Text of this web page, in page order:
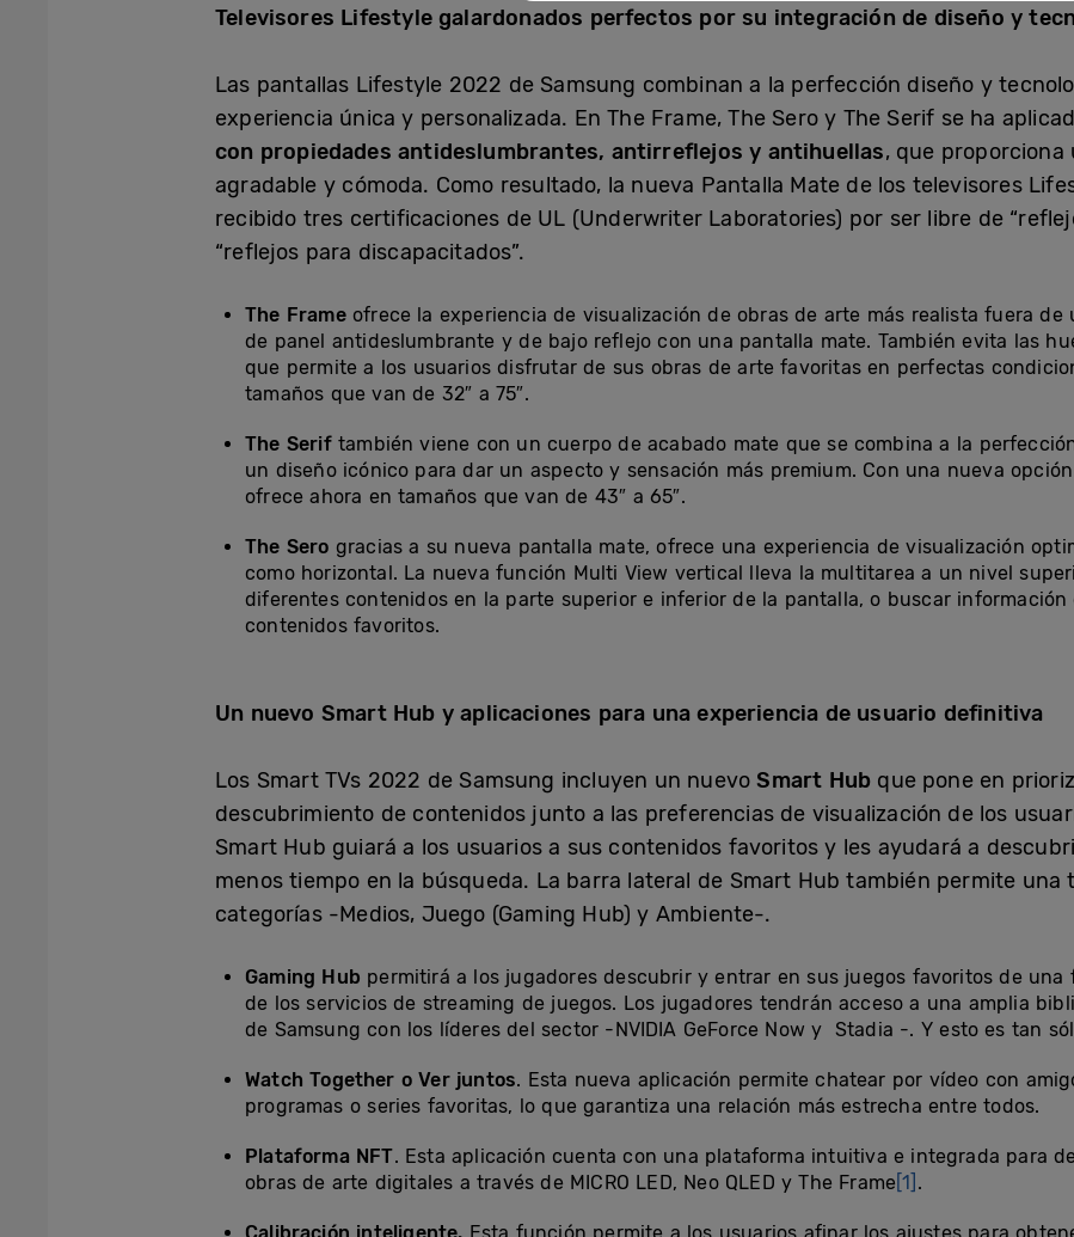
Televisores Lifestyle galardonados perfectos por su integración de diseño y
Las pantallas Lifestyle 2022 de Samsung combinan a la perfección diseño y
experiencia única y personalizada. En The Frame, The Sero y The Serif se ha
con propiedades antideslumbrantes, antirreflejos y antihuellas, que proporciona
agradable y cómoda. Como resultado, la nueva Pantalla Mate de los televisores
recibido tres certificaciones de UL (Underwriter Laboratories) por ser libre de
“reflejos para discapacitados”.
The Frameofrece la experiencia de visualización de obras de arte más realista fuera de
de panel antideslumbrante y de bajo reflejo con una pantalla mate. También evita las
que permite a los usuarios disfrutar de sus obras de arte favoritas en perfectas
tamaños que van de 32″ a 75″.
The Seriftambién viene con un cuerpo de acabado mate que se combina a la
un diseño icónico para dar un aspecto y sensación más premium. Con una nueva
ofrece ahora en tamaños que van de 43″ a 65″.
The Sero gracias a su nueva pantalla mate, ofrece una experiencia de visualización
como horizontal. La nueva función Multi View vertical lleva la multitarea a un nivel
diferentes contenidos en la parte superior e inferior de la pantalla, o buscar
contenidos favoritos.
Un nuevo Smart Hub y aplicaciones para una experiencia de usuario definitiva
Los Smart TVs 2022 de Samsung incluyen un nuevoSmart Hub que pone en
descubrimiento de contenidos junto a las preferencias de visualización de los
Smart Hub guiará a los usuarios a sus contenidos favoritos y les ayudará a
menos tiempo en la búsqueda. La barra lateral de Smart Hub también permite
categorías -Medios, Juego (Gaming Hub) y Ambiente-.
Gaming Hub permitirá a los jugadores descubrir y entrar en sus juegos favoritos de una
de los servicios de streaming de juegos. Los jugadores tendrán acceso a una amplia
de Samsung con los líderes del sector -NVIDIA GeForce Now y Stadia -. Y esto es tan
Watch Together o Ver juntos. Esta nueva aplicación permite chatear por vídeo con
programas o series favoritas, lo que garantiza una relación más estrecha entre todos.
Plataforma NFT. Esta aplicación cuenta con una plataforma intuitiva e integrada para
obras de arte digitales a través de MICRO LED, Neo QLED y The Frame [1] .